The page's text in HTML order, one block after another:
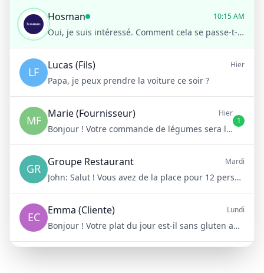
Hosman 10:15 AM
Oui, je suis intéressé. Comment cela se passe-t-il ?
LF Lucas (Fils) Hier
Papa, je peux prendre la voiture ce soir ?
MF Marie (Fournisseur) Hier
Bonjour ! Votre commande de légumes sera livrée demain matin à 8h
1
GR Groupe Restaurant Mardi
John: Salut ! Vous avez de la place pour 12 personnes samedi soir ?
EC Emma (Cliente) Lundi
Bonjour ! Votre plat du jour est-il sans gluten aujourd'hui ?